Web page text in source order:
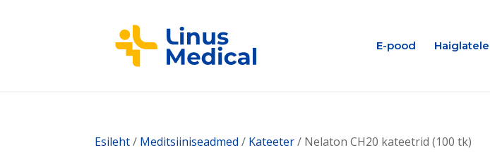
E-pood Haiglatele
Esileht/ Meditsiiniseadmed / Kateeter/ Nelaton CH20 kateetrid (100 tk)